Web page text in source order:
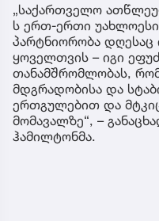
„საქართველო
ს ერთ-ერთი
პარტნიორობა დღესაც
ყოველთვის – იგი
თანამშრომლობას,
მდგრადობისა და
ერთგულებით და
მომავალზე“, –
ჰამილტონმა.